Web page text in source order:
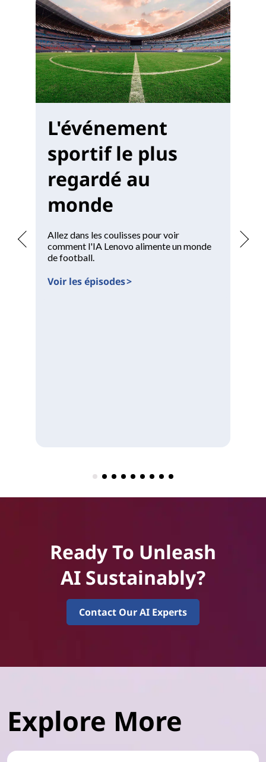
L'événement
sportif le plus
regardé au
monde
Allez dans les coulisses pour voir
comment l'IA Lenovo alimente un monde
de football.
Voir les épisodes >
Ready To Unleash
AI Sustainably?
Contact Our AI Experts
Explore More